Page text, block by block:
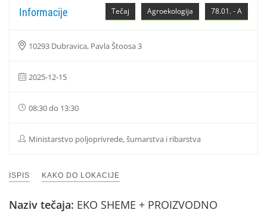
78.01. - A
Agroekologija
Tečaj
Informacije
10293 Dubravica, Pavla Štoosa 3
2025-12-15
08:30 do 13:30
Ministarstvo poljoprivrede, šumarstva i ribarstva
ISPIS KAKO DO LOKACIJE
Naziv tečaja: EKO SHEME + PROIZVODNO